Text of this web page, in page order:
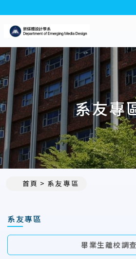
系友專
首頁 系友專區
系友專區
畢業生離校調查